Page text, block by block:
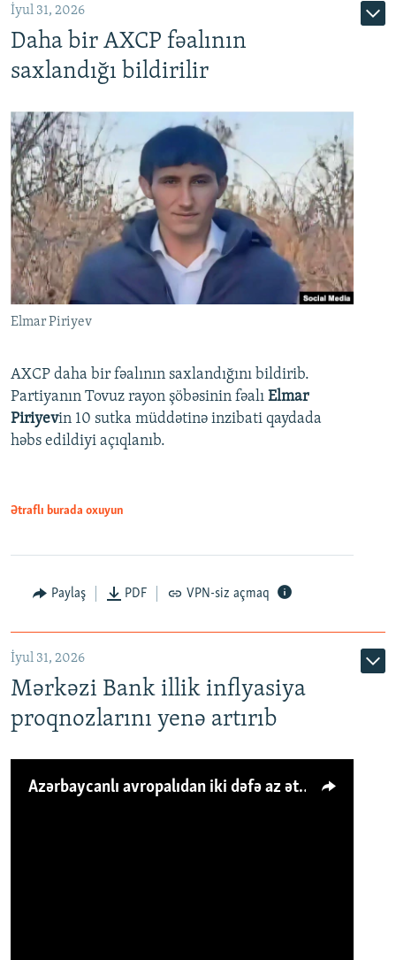
İyul 31, 2026
Daha bir AXCP fəalının
saxlandığı bildirilir
Elmar Piriyev
AXCP daha bir fəalının saxlandığını bildirib.
Partiyanın Tovuz rayon şöbəsinin fəalı Elmar
Piriyevin 10 sutka müddətinə inzibati qaydada
həbs edildiyi açıqlanıb.
Ətraflı burada oxuyun
Paylaş PDF VPN-siz açmaq
İyul 31, 2026
Mərkəzi Bank illik inflyasiya
proqnozlarını yenə artırıb
Azərbaycanlı avropalıdan iki dəfə az ət yeyir, amma... 'Qiymət artımı qaçılmazdır'